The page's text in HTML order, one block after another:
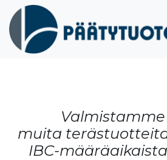
Siirry sisältöön
muita
IBC-